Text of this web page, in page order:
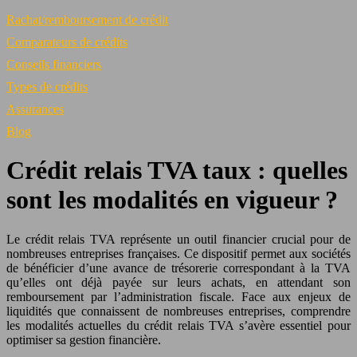
Rachat/remboursement de crédit
Comparateurs de crédits
Conseils financiers
Types de crédits
Assurances
Blog
Crédit relais TVA taux : quelles
sont les modalités en vigueur ?
Le crédit relais TVA représente un outil financier crucial pour de
nombreuses entreprises françaises. Ce dispositif permet aux sociétés
de bénéficier d’une avance de trésorerie correspondant à la TVA
qu’elles ont déjà payée sur leurs achats, en attendant son
remboursement par l’administration fiscale. Face aux enjeux de
liquidités que connaissent de nombreuses entreprises, comprendre
les modalités actuelles du crédit relais TVA s’avère essentiel pour
optimiser sa gestion financière.